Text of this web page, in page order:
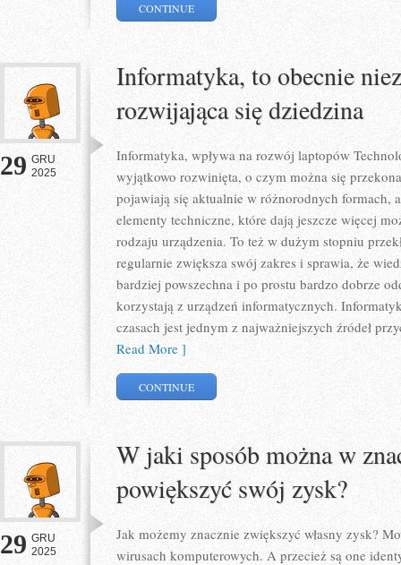
CONTINUE
29 GRU
2025
Informatyka, to obecnie
rozwijająca się dziedzina
Informatyka, wpływa na rozwój laptopów
wyjątkowo rozwinięta, o czym można się
pojawiają się aktualnie w różnorodnych formach,
elementy techniczne, które dają jeszcze więcej
rodzaju urządzenia. To też w dużym stopniu
regularnie zwiększa swój zakres i sprawia, że
bardziej powszechna i po prostu bardzo dobrze
korzystają z urządzeń informatycznych.
czasach jest jednym z najważniejszych źródeł
Read More ]
CONTINUE
29 GRU
2025
W jaki sposób można w
powiększyć swój zysk?
Jak możemy znacznie zwiększyć własny zysk?
wirusach komputerowych. A przecież są one